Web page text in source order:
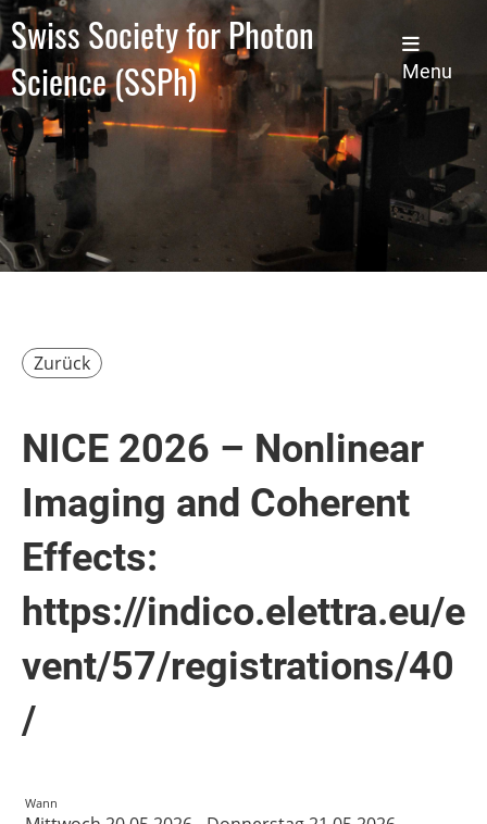
Swiss Society for Photon
Science (SSPh)
Menu
Zurück
NICE 2026 – Nonlinear
Imaging and Coherent
Effects:
https://indico.elettra.eu/e
vent/57/registrations/40
/
Wann